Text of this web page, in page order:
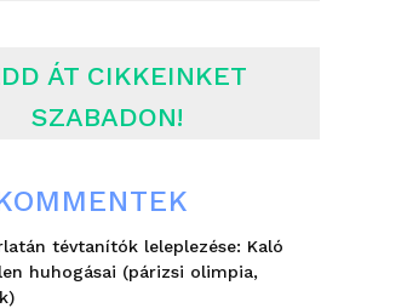
ÁT CIKKEINKET
SZABADON!
tévtanítók leleplezése: Kaló
huhogásai (párizsi olimpia,